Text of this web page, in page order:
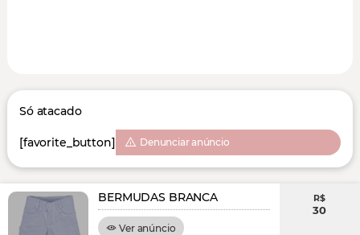
Só atacado
[favorite_button] Denunciar anúncio
BERMUDAS BRANCA
Ver anúncio
R$
30